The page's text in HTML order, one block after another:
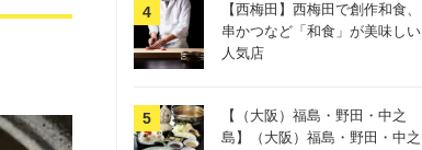
【西梅田】西梅田で創作和食、
串かつなど「和食」が美味しい
人気店
【（大阪）福島・野田・中之
島】（大阪）福島・野田・中之